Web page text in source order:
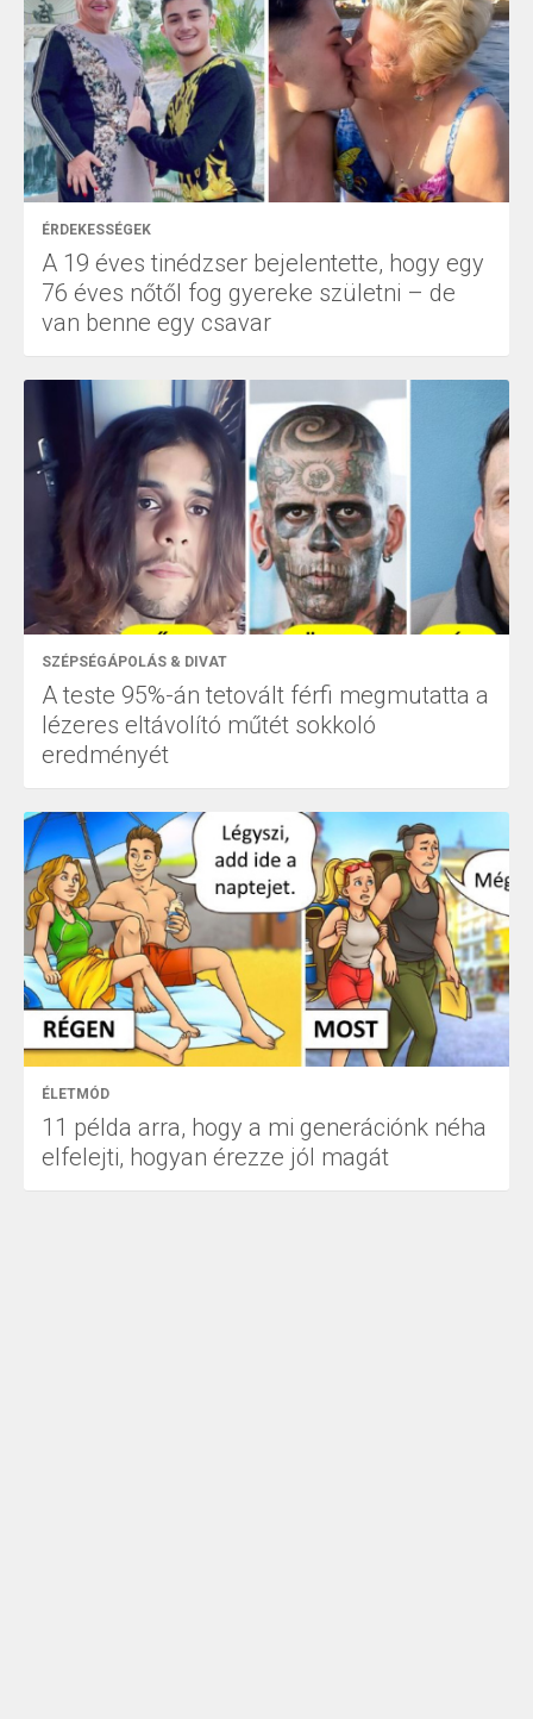
ÉRDEKESSÉGEK
A 19 éves tinédzser bejelentette, hogy egy
76 éves nőtől fog gyereke születni – de
van benne egy csavar
SZÉPSÉGÁPOLÁS & DIVAT
A teste 95%-án tetovált férfi megmutatta a
lézeres eltávolító műtét sokkoló
eredményét
ÉLETMÓD
11 példa arra, hogy a mi generációnk néha
elfelejti, hogyan érezze jól magát